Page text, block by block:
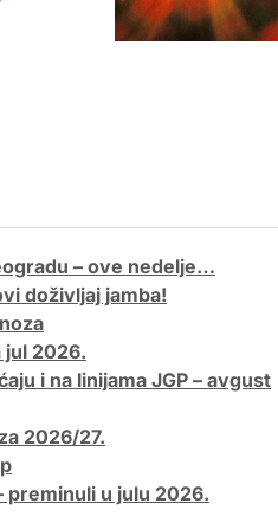
– ove nedelje…
doživljaj jamba!
jul 2026.
i na linijama JGP – avgust
2026/27.
preminuli u julu 2026.